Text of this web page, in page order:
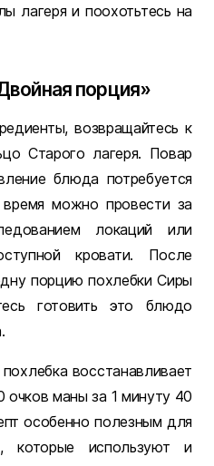
лагеря и поохотьтесь на
порция»
возвращайтесь к
Старого лагеря. Повар
блюда потребуется
можно провести за
локаций или
кровати. После
порцию похлебки Сиры
готовить это блюдо
восстанавливает
очков маны за 1 минуту 40
особенно полезным для
которые используют и